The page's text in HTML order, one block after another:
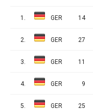
1. GER 14
2. GER 27
3. GER 11
4. GER 9
5. GER 25